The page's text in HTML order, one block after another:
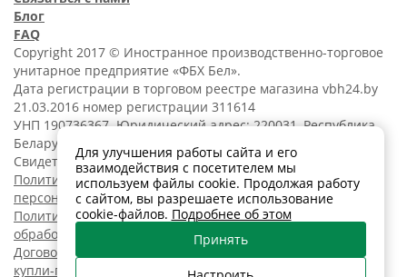
Блог
FAQ
Copyright 2017 © Иностранное производственно-торговое
унитарное предприятие «ФБХ Бел».
Дата регистрации в торговом реестре магазина vbh24.by
21.03.2016 номер регистрации 311614
УНП 190736367. Юридический адрес: 220031, Республика
Беларусь, г. Минск, ул. Танковая, 15-1, 5 этаж;
Свидетельство о регистрации N190736367 от 11.02.2014.
Политика обработки
персональных данных
Политика в отношении
обработки cookies
Договор розничной
купли-продажи
Для улучшения работы сайта и его
взаимодействия с посетителем мы
используем файлы cookie. Продолжая работу
с сайтом, вы разрешаете использование
cookie-файлов. Подробнее об этом
Принять